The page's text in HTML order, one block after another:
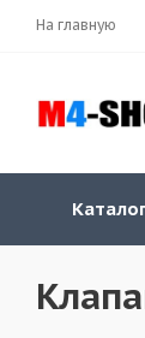
На главную